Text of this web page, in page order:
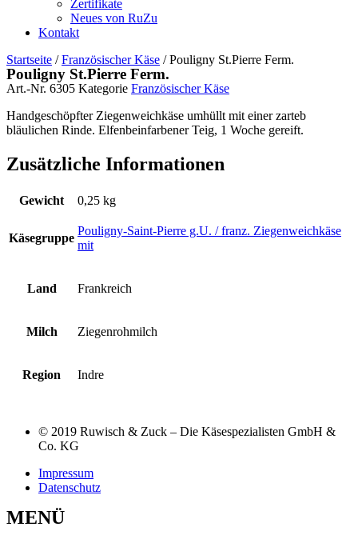
Zertifikate
Neues von RuZu
Kontakt
Startseite /Französischer Käse / Pouligny St.Pierre Ferm.
Pouligny St.Pierre Ferm.
Art.-Nr. 6305 Kategorie Französischer Käse
Handgeschöpfter Ziegenweichkäse umhüllt mit einer zarteb
bläulichen Rinde. Elfenbeinfarbener Teig, 1 Woche gereift.
Zusätzliche Informationen
Gewicht 0,25 kg
Käsegruppe
Pouligny-Saint-Pierre g.U. / franz. Ziegenweichkäse
mit
Land Frankreich
Milch Ziegenrohmilch
Region Indre
© 2019 Ruwisch & Zuck – Die Käsespezialisten GmbH &
Co. KG
Impressum
Datenschutz
MENÜ